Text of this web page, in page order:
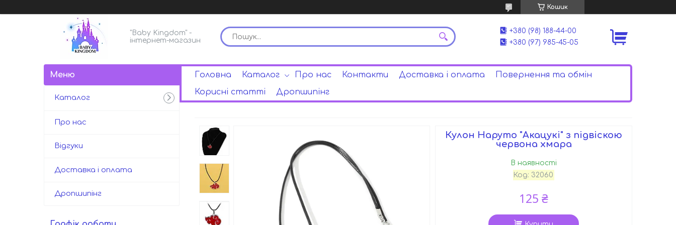
Кошик
"Baby Kingdom" -
інтернет-магазин
+380 (98) 188-44-00
+380 (97) 985-45-05
Головна Каталог Про нас Контакти Доставка і оплата
Повернення та обмін
Корисні статті
Дропшипінг
Кулон Наруто "Акацукі" з підвіскою
червона хмара
В наявності
Код: 32060
125 ₴
Каталог
Про нас
Відгуки
Доставка і оплата
Дропшипінг